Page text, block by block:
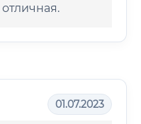
01.07.2023